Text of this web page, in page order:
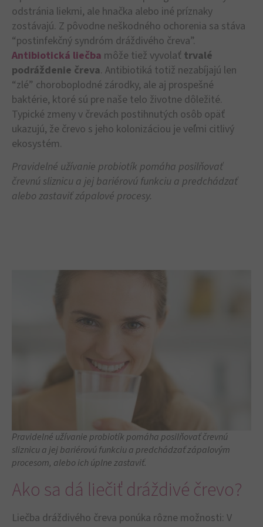
odstránia liekmi, ale hnačka alebo iné príznaky
zostávajú. Z pôvodne neškodného ochorenia sa stáva
“postinfekčný syndróm dráždivého čreva”.
Antibiotická liečba môže tiež vyvolať trvalé
podráždenie čreva. Antibiotiká totiž nezabíjajú len
“zlé” choroboplodné zárodky, ale aj prospešné
baktérie, ktoré sú pre naše telo životne dôležité.
Typické zmeny v črevách postihnutých osôb opäť
ukazujú, že črevo s jeho kolonizáciou je veľmi citlivý
ekosystém.
Pravidelné užívanie probiotík pomáha posilňovať
črevnú sliznicu a jej bariérovú funkciu a predchádzať
alebo zastaviť zápalové procesy.
Pravidelné užívanie probiotík pomáha posilňovať črevnú
sliznicu a jej bariérovú funkciu a predchádzať zápalovým
procesom, alebo ich úplne zastaviť.
Ako sa dá liečiť dráždivé črevo?
Liečba dráždivého čreva ponúka rôzne možnosti: V